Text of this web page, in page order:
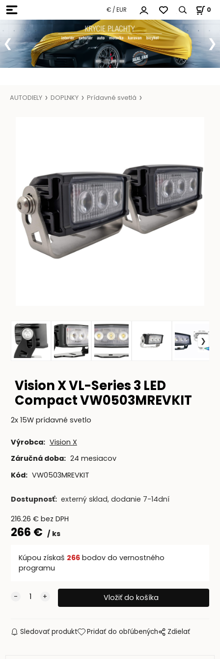
€ / EUR 0
AUTODIELY DOPLNKY Prídavné svetlá
Vision X VL-Series 3 LED
Compact VW0503MREVKIT
2x 15W prídavné svetlo
Výrobca: Vision X
Záručná doba: 24 mesiacov
Kód: VW0503MREVKIT
Dostupnosť: externý sklad, dodanie 7-14dní
216.26 € bez DPH
266 € ks
Kúpou získaš 266bodov do vernostného
programu
Sledovať produkt Pridať do obľúbených Zdielať